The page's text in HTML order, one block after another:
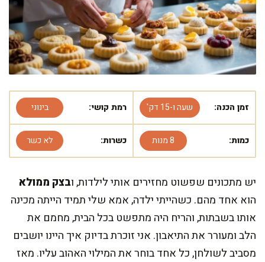
זמן הכנה: שעה ו-15 דק' רמת קושי: בינוני
כמות: 8 מנות כשרות: לא כשר
יש מתכונים שפשוט מחזירים אותי לילדות, ובצק ממולא
הוא אחד מהם. כשהייתי ילדה, אמא שלי תמיד הייתה מכינה
אותו בשבתות, והריח היה מתפשט בכל הבית, מחמם את
הלב ומעורר את התיאבון. אני זוכרת בדיוק איך היינו יושבים
מסביב לשולחן, כל אחד בוחר את המילוי האהוב עליו. מאז